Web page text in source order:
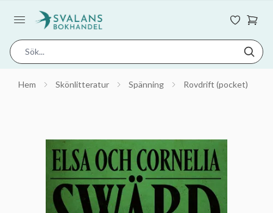
Hem Skönlitteratur Spänning Rovdrift (pocket)